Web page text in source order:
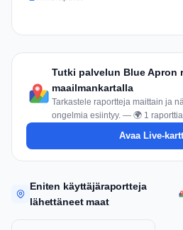
Tutki palvelun Blue Apron
maailmankartalla
Tarkastele raportteja maittain ja
ongelmia esiintyy. — 🌍 1
Avaa Live-
Eniten käyttäjäraportteja
lähettäneet maat